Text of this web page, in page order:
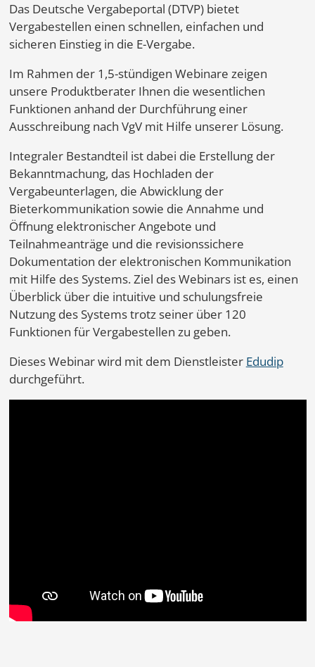
Das Deutsche Vergabeportal (DTVP) bietet
Vergabestellen einen schnellen, einfachen und
sicheren Einstieg in die E-Vergabe.
Im Rahmen der 1,5-stündigen Webinare zeigen
unsere Produktberater Ihnen die wesentlichen
Funktionen anhand der Durchführung einer
Ausschreibung nach VgV mit Hilfe unserer Lösung.
Integraler Bestandteil ist dabei die Erstellung der
Bekanntmachung, das Hochladen der
Vergabeunterlagen, die Abwicklung der
Bieterkommunikation sowie die Annahme und
Öffnung elektronischer Angebote und
Teilnahmeanträge und die revisionssichere
Dokumentation der elektronischen Kommunikation
mit Hilfe des Systems. Ziel des Webinars ist es, einen
Überblick über die intuitive und schulungsfreie
Nutzung des Systems trotz seiner über 120
Funktionen für Vergabestellen zu geben.
Dieses Webinar wird mit dem Dienstleister Edudip
durchgeführt.